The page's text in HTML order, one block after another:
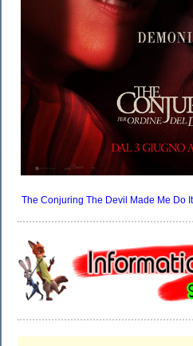
The Conjuring The Devil Made Me Do